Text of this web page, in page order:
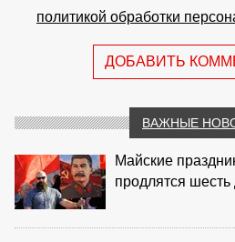
политикой обработки
ДОБАВИТЬ
ВАЖНЫЕ
Майские
продлятся шесть